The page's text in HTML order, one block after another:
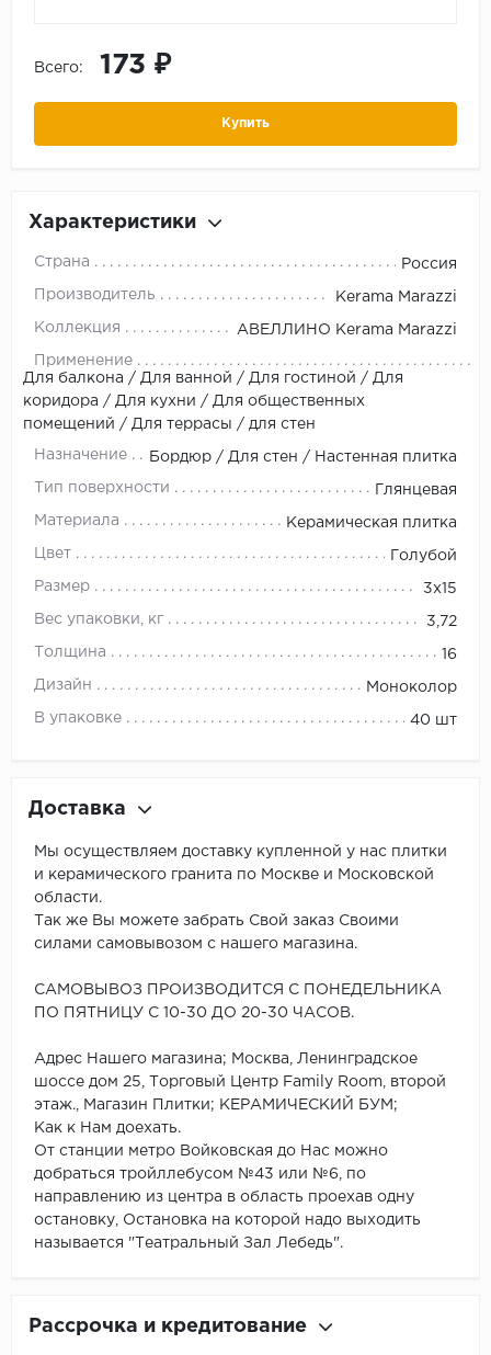
Всего: 173 ₽
Купить
Характеристики
Страна Россия
Производитель Kerama Marazzi
Коллекция АВЕЛЛИНО Kerama Marazzi
Применение
Для балкона / Для ванной / Для гостиной / Для
коридора / Для кухни / Для общественных
помещений / Для террасы / для стен
Назначение Бордюр / Для стен / Настенная плитка
Тип поверхности Глянцевая
Материала Керамическая плитка
Цвет Голубой
Размер 3х15
Вес упаковки, кг 3,72
Толщина 16
Дизайн Моноколор
В упаковке 40 шт
Доставка
Мы осуществляем доставку купленной у нас плитки
и керамического гранита по Москве и Московской
области.
Так же Вы можете забрать Свой заказ Своими
силами самовывозом с нашего магазина.
САМОВЫВОЗ ПРОИЗВОДИТСЯ С ПОНЕДЕЛЬНИКА
ПО ПЯТНИЦУ С 10-30 ДО 20-30 ЧАСОВ.
Адрес Нашего магазина; Москва, Ленинградское
шоссе дом 25, Торговый Центр Family Room, второй
этаж., Магазин Плитки; КЕРАМИЧЕСКИЙ БУМ;
Как к Нам доехать.
От станции метро Войковская до Нас можно
добраться тройллебусом №43 или №6, по
направлению из центра в область проехав одну
остановку, Остановка на которой надо выходить
называется "Театральный Зал Лебедь".
Рассрочка и кредитование